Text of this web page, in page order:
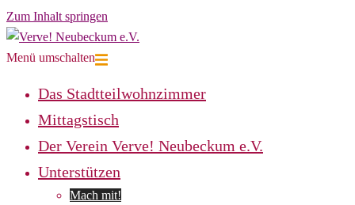
Zum Inhalt springen
Menü umschalten
Das Stadtteilwohnzimmer
Mittagstisch
Der Verein Verve! Neubeckum e.V.
Unterstützen
Mach mit!